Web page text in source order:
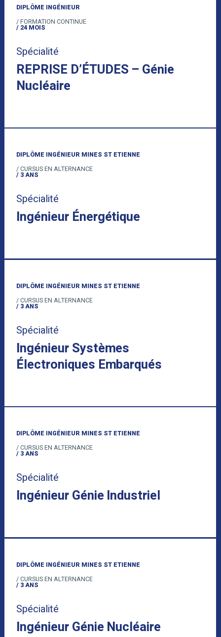
DIPLÔME INGÉNIEUR
/ FORMATION CONTINUE
/ 24 MOIS
Spécialité
REPRISE D’ÉTUDES – Génie
Nucléaire
DIPLÔME INGÉNIEUR MINES ST ETIENNE
/ CURSUS EN ALTERNANCE
/ 3 ANS
Spécialité
Ingénieur Énergétique
DIPLÔME INGÉNIEUR MINES ST ETIENNE
/ CURSUS EN ALTERNANCE
/ 3 ANS
Spécialité
Ingénieur Systèmes
Électroniques Embarqués
DIPLÔME INGÉNIEUR MINES ST ETIENNE
/ CURSUS EN ALTERNANCE
/ 3 ANS
Spécialité
Ingénieur Génie Industriel
DIPLÔME INGÉNIEUR MINES ST ETIENNE
/ CURSUS EN ALTERNANCE
/ 3 ANS
Spécialité
Ingénieur Génie Nucléaire